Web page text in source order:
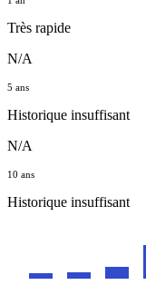
Très rapide
N/A
5 ans
Historique insuffisant
N/A
10 ans
Historique insuffisant